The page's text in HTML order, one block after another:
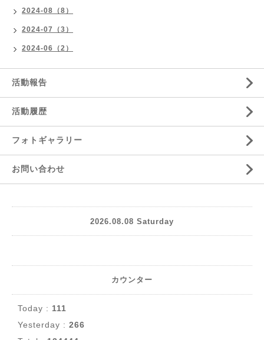
2024-08（8）
2024-07（3）
2024-06（2）
活動報告
活動履歴
フォトギャラリー
お問い合わせ
2026.08.08 Saturday
カウンター
Today : 111
Yesterday : 266